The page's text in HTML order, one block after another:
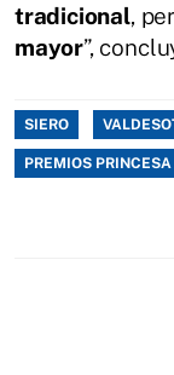
tradicional,
mayor”,
SIERO
PREMIOS